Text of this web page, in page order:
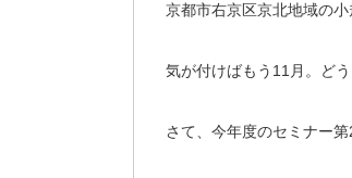
京都市右京区京北地域の
気が付けばもう11月。ど
さて、今年度のセミナー第